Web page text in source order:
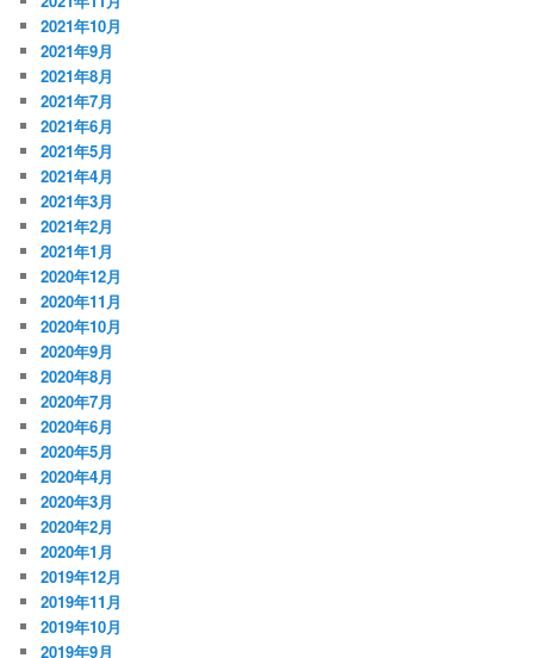
2021年10月
2021年9月
2021年8月
2021年7月
2021年6月
2021年5月
2021年4月
2021年3月
2021年2月
2021年1月
2020年12月
2020年11月
2020年10月
2020年9月
2020年8月
2020年7月
2020年6月
2020年5月
2020年4月
2020年3月
2020年2月
2020年1月
2019年12月
2019年11月
2019年10月
2019年9月